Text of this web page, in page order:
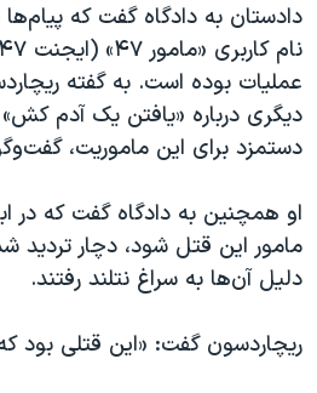
دادستان به دادگاه گفت که
دستمزد برای این ماموریت،
او همچنین به دادگاه گفت که در
مامور این قتل شود، دچار تردید
دلیل آن‌ها به سراغ نتلند رفتند.
ریچاردسون گفت: «این قتلی بود